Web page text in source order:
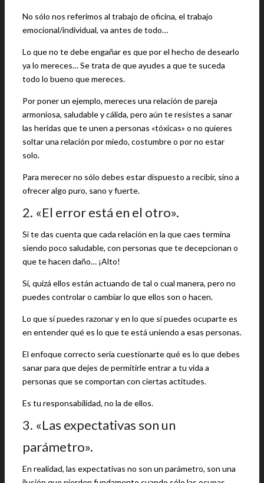
No sólo nos referimos al trabajo de oficina, el trabajo
emocional/individual, va antes de todo…
Lo que no te debe engañar es que por el hecho de desearlo
ya lo mereces… Se trata de que ayudes a que te suceda
todo lo bueno que mereces.
Por poner un ejemplo, mereces una relación de pareja
armoniosa, saludable y cálida, pero aún te resistes a sanar
las heridas que te unen a personas «tóxicas» o no quieres
soltar una relación por miedo, costumbre o por no estar
solo.
Para merecer no sólo debes estar dispuesto a recibir, sino a
ofrecer algo puro, sano y fuerte.
2. «El error está en el otro».
Si te das cuenta que cada relación en la que caes termina
siendo poco saludable, con personas que te decepcionan o
que te hacen daño… ¡Alto!
Sí, quizá ellos están actuando de tal o cual manera, pero no
puedes controlar o cambiar lo que ellos son o hacen.
Lo que sí puedes razonar y en lo que sí puedes ocuparte es
en entender qué es lo que te está uniendo a esas personas.
El enfoque correcto sería cuestionarte qué es lo que debes
sanar para que dejes de permitirle entrar a tu vida a
personas que se comportan con ciertas actitudes.
Es tu responsabilidad, no la de ellos.
3. «Las expectativas son un
parámetro».
En realidad, las expectativas no son un parámetro, son una